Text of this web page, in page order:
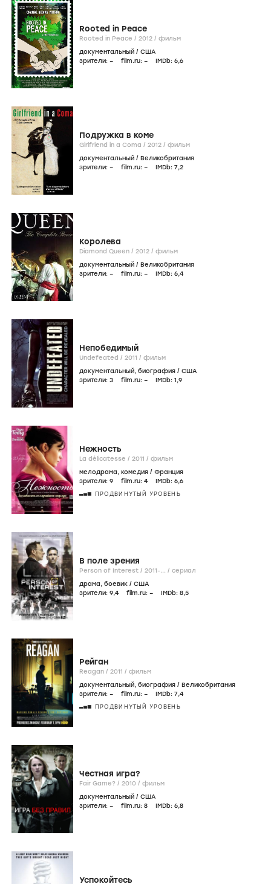
Rooted in Peace
Rooted in Peace / 2012 / фильм
документальный / США
зрители: – film.ru: – IMDb: 6,6
Подружка в коме
Girlfriend in a Coma / 2012 / фильм
документальный / Великобритания
зрители: – film.ru: – IMDb: 7,2
Королева
Diamond Queen / 2012 / фильм
документальный / Великобритания
зрители: – film.ru: – IMDb: 6,4
Непобедимый
Undefeated / 2011 / фильм
документальный, биография / США
зрители: 3 film.ru: – IMDb: 1,9
Нежность
La délicatesse / 2011 / фильм
мелодрама, комедия / Франция
зрители: 9 film.ru: 4 IMDb: 6,6
ПРОДВИНУТЫЙ УРОВЕНЬ
В поле зрения
Person of Interest / 2011-... / сериал
драма, боевик / США
зрители: 9,4 film.ru: – IMDb: 8,5
Рейган
Reagan / 2011 / фильм
документальный, биография / Великобритания
зрители: – film.ru: – IMDb: 7,4
ПРОДВИНУТЫЙ УРОВЕНЬ
Честная игра?
Fair Game? / 2010 / фильм
документальный / США
зрители: – film.ru: 8 IMDb: 6,8
Успокойтесь